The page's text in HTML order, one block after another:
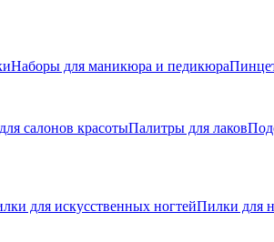
Наборы для маникюра и педикюра
салонов красотыПалитры для лаков
для искусственных ногтейПилки для